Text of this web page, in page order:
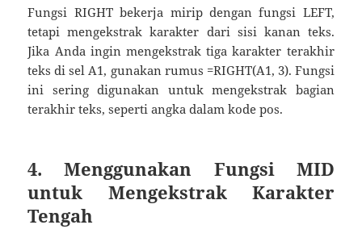
Fungsi RIGHT bekerja mirip dengan fungsi LEFT,
tetapi mengekstrak karakter dari sisi kanan teks.
Jika Anda ingin mengekstrak tiga karakter terakhir
teks di sel A1, gunakan rumus =RIGHT(A1, 3). Fungsi
ini sering digunakan untuk mengekstrak bagian
terakhir teks, seperti angka dalam kode pos.
4. Menggunakan Fungsi MID
untuk Mengekstrak Karakter
Tengah